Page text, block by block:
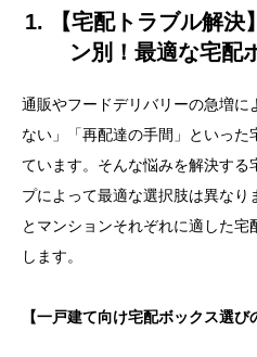
1. 【宅配トラブル解決
ン別！最適な宅配
通販やフードデリバリーの急増
ない」「再配達の手間」といった
ています。そんな悩みを解決する
プによって最適な選択肢は異な
とマンションそれぞれに適した
します。
【一戸建て向け宅配ボックス選び